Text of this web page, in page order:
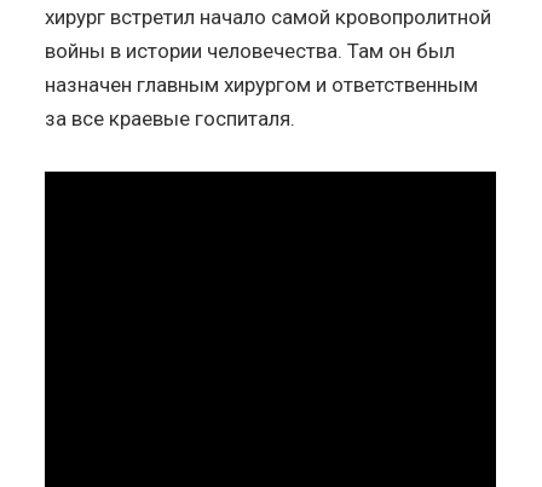
хирург встретил начало самой кровопролитной
войны в истории человечества. Там он был
назначен главным хирургом и ответственным
за все краевые госпиталя.